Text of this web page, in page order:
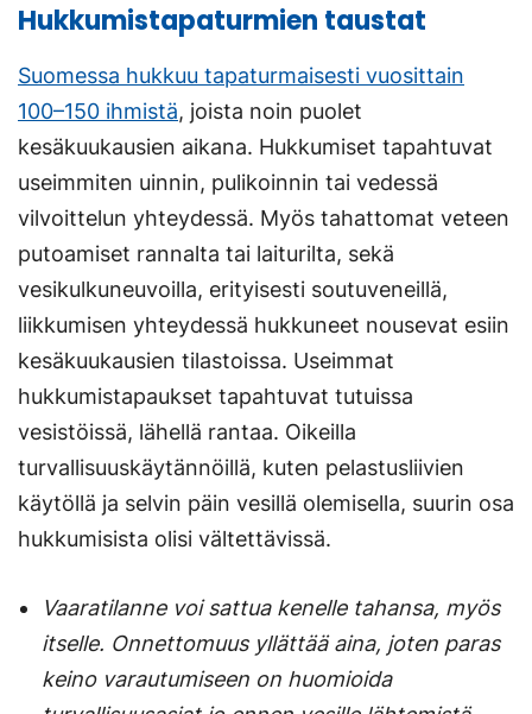
Hukkumistapaturmien taustat
Suomessa hukkuu tapaturmaisesti vuosittain
100–150 ihmistä, joista noin puolet
kesäkuukausien aikana. Hukkumiset tapahtuvat
useimmiten uinnin, pulikoinnin tai vedessä
vilvoittelun yhteydessä. Myös tahattomat veteen
putoamiset rannalta tai laiturilta, sekä
vesikulkuneuvoilla, erityisesti soutuveneillä,
liikkumisen yhteydessä hukkuneet nousevat esiin
kesäkuukausien tilastoissa. Useimmat
hukkumistapaukset tapahtuvat tutuissa
vesistöissä, lähellä rantaa. Oikeilla
turvallisuuskäytännöillä, kuten pelastusliivien
käytöllä ja selvin päin vesillä olemisella, suurin osa
hukkumisista olisi vältettävissä.
Vaaratilanne voi sattua kenelle tahansa, myös
itselle. Onnettomuus yllättää aina, joten paras
keino varautumiseen on huomioida